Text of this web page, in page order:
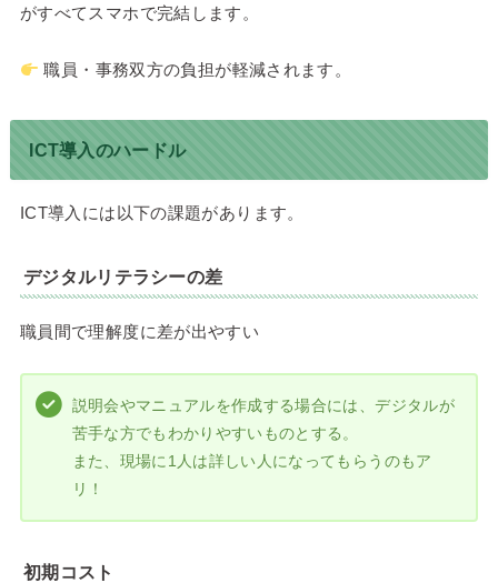
がすべてスマホで完結します。
職員・事務双方の負担が軽減されます。
ICT導入のハードル
ICT導入には以下の課題があります。
デジタルリテラシーの差
職員間で理解度に差が出やすい
説明会やマニュアルを作成する場合には、デジタルが
苦手な方でもわかりやすいものとする。
また、現場に1人は詳しい人になってもらうのもア
リ！
初期コスト